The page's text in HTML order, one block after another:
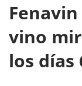
vino
los días